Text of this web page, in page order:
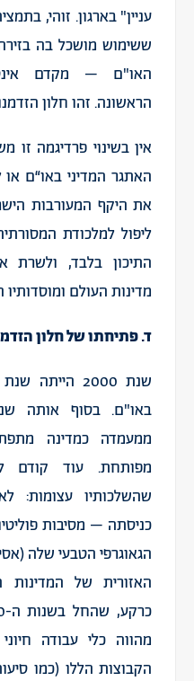
עניין" בארגון. זוהי,
ששימוש מושכל בה
האו"ם – מקדם
הראשונה. זהו חלון
אין בשינוי פרדיגמה זו
האתגר המדיני באו“ם
את היקף המעורבות
ליפול למלכודת
התיכון בלבד, ולשרת
מדינות העולם ומוסדותיו
ד. פתיחתו של חלון
שנת 2000
באו"ם. בסוף אותה
ממעמדה כמדינה
מפותחת. עוד קודם
שהשלכותיו עצומות:
כניסתה – מסיבות
הגאוגרפי הטבעי שלה
מהווה כלי עבודה
הקבוצות הללו (כמו